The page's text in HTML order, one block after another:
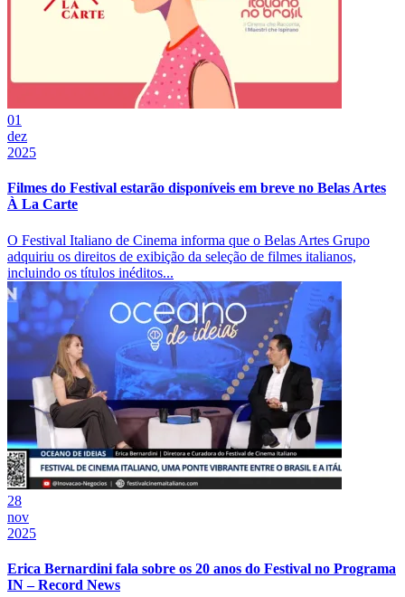
01
dez
2025
Filmes do Festival estarão disponíveis em breve no Belas Artes
À La Carte
O Festival Italiano de Cinema informa que o Belas Artes Grupo
adquiriu os direitos de exibição da seleção de filmes italianos,
incluindo os títulos inéditos...
28
nov
2025
Erica Bernardini fala sobre os 20 anos do Festival no Programa
IN – Record News